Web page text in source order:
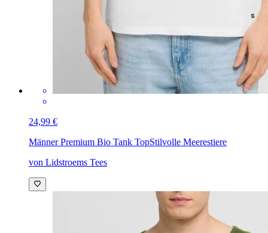
24,99 €
Männer Premium Bio Tank TopStilvolle Meerestiere
von Lidstroems Tees